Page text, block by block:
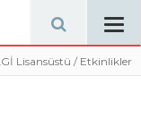
Lisansüstü / Etkinlikler